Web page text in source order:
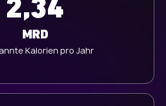
2,34
MRD
Kalorien pro Jahr